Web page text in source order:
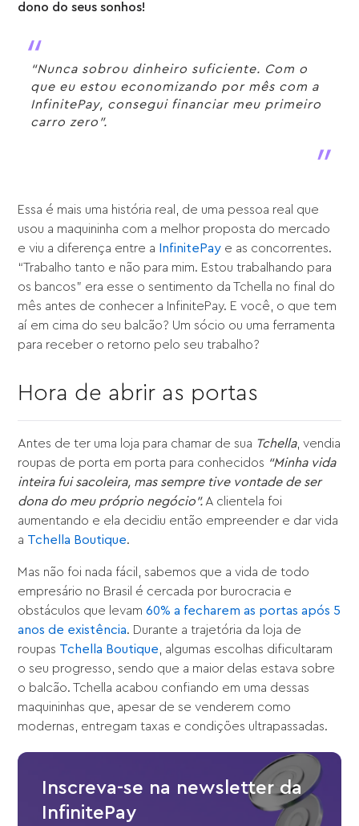
dono do seus sonhos!
“Nunca sobrou dinheiro suficiente. Com o
que eu estou economizando por mês com a
InfinitePay, consegui financiar meu primeiro
carro zero”.
Essa é mais uma história real, de uma pessoa real que
usou a maquininha com a melhor proposta do mercado
e viu a diferença entre a
InfinitePay e as concorrentes.
“Trabalho tanto e não para mim. Estou trabalhando para
os bancos” era esse o sentimento da Tchella no final do
mês antes de conhecer a InfinitePay. E você, o que tem
aí em cima do seu balcão? Um sócio ou uma ferramenta
para receber o retorno pelo seu trabalho?
Hora de abrir as portas
Antes de ter uma loja para chamar de sua Tchella, vendia
roupas de porta em porta para conhecidos “Minha vida
inteira fui sacoleira, mas sempre tive vontade de ser
dona do meu próprio negócio”. A clientela foi
aumentando e ela decidiu então empreender e dar vida
a Tchella Boutique.
Mas não foi nada fácil, sabemos que a vida de todo
empresário no Brasil é cercada por burocracia e
obstáculos que levam60% a fecharem as portas após 5
anos de existência. Durante a trajetória da loja de
roupas Tchella Boutique , algumas escolhas dificultaram
o seu progresso, sendo que a maior delas estava sobre
o balcão. Tchella acabou confiando em uma dessas
maquininhas que, apesar de se venderem como
modernas, entregam taxas e condições ultrapassadas.
Inscreva-se na newsletter da
InfinitePay